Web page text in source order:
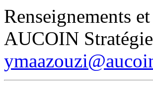
Renseignements
AUCOIN